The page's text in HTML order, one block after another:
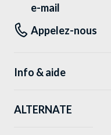
e-mail
Appelez-nous
Info & aide
ALTERNATE